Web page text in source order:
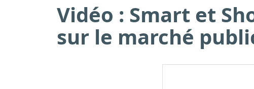
Vidéo : Smart et
sur le marché